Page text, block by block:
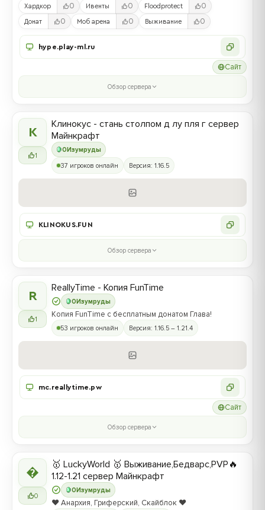
Хардкор 0 Ивенты 0 Floodprotect 0
Донат 0 Моб арена 0 Выживание 0
hype.play-ml.ru
Сайт
Обзор сервера
К
1
0Изумруды
Клинокус - стань столпом д лу пля г сервер
Майнкрафт
37 игроков онлайн Версия: 1.16.5
KLINOKUS.FUN
Обзор сервера
R
1
0Изумруды
ReallyTime - Копия FunTime
Копия FunTime с бесплатным донатом Глава!
53 игроков онлайн Версия: 1.16.5 – 1.21.4
mc.reallytime.pw
Сайт
Обзор сервера

0
0Изумруды
🥇 LuckyWorld 🥇 Выживание,Бедварс,PVP🔥
1.12-1.21 сервер Майнкрафт
❤️ Анархия, Гриферский, Скайблок ❤️